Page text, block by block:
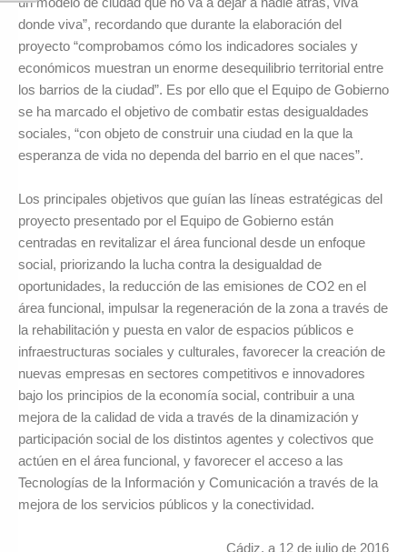
donde viva”, recordando que durante la elaboración del
proyecto “comprobamos cómo los indicadores sociales y
económicos muestran un enorme desequilibrio territorial entre
los barrios de la ciudad”. Es por ello que el Equipo de Gobierno
se ha marcado el objetivo de combatir estas desigualdades
sociales, “con objeto de construir una ciudad en la que la
esperanza de vida no dependa del barrio en el que naces”.
Los principales objetivos que guían las líneas estratégicas del
proyecto presentado por el Equipo de Gobierno están
centradas en revitalizar el área funcional desde un enfoque
social, priorizando la lucha contra la desigualdad de
oportunidades, la reducción de las emisiones de CO2 en el
área funcional, impulsar la regeneración de la zona a través de
la rehabilitación y puesta en valor de espacios públicos e
infraestructuras sociales y culturales, favorecer la creación de
nuevas empresas en sectores competitivos e innovadores
bajo los principios de la economía social, contribuir a una
mejora de la calidad de vida a través de la dinamización y
participación social de los distintos agentes y colectivos que
actúen en el área funcional, y favorecer el acceso a las
Tecnologías de la Información y Comunicación a través de la
mejora de los servicios públicos y la conectividad.
Cádiz, a 12 de julio de 2016